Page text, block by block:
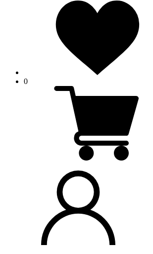
0